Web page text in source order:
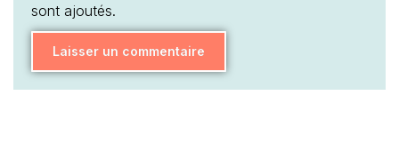
sont ajoutés.